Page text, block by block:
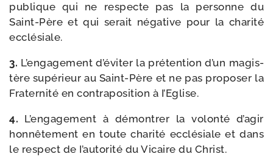
publique qui ne res­pecte pas la per­sonne du
Saint-​Père et qui serait néga­tive pour la cha­ri­té
ecclésiale.
3. L’engagement d’éviter la pré­ten­tion d’un magis­
tère supé­rieur au Saint-​Père et ne pas pro­po­ser la
Fraternité en contra­po­si­tion à I’Eglise.
4. L’engagement à démon­trer la volon­té d’agir
hon­nê­te­ment en toute cha­ri­té ecclé­siale et dans
le res­pect de I’autorité du Vicaire du Christ.